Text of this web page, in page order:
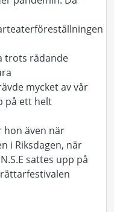
trots rådande
mycket av vår
på ett helt
hon även när
i Riksdagen, när
sattes upp på